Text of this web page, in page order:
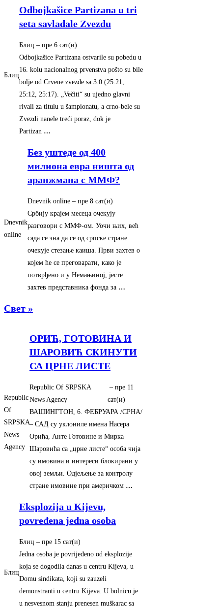
Блиц
Odbojkašice Partizana u tri
seta savladale Zvezdu
Блиц – ‎пре 6 сат(и)‎
Odbojkašice Partizana ostvarile su pobedu u
16. kolu nacionalnog prvenstva pošto su bile
bolje od Crvene zvezde sa 3:0 (25:21,
25:12, 25:17). „Večiti“ su ujedno glavni
rivali za titulu u šampionatu, a crno-bele su
Zvezdi nanele treći poraz, dok je
Partizan …
Dnevnik
online
Без уштеде од 400
милиона евра ништа од
аранжмана с ММФ?
Dnevnik online – ‎пре 8 сат(и)‎
Србију крајем месеца очекују
разговори с ММФ-ом. Уочи њих, већ
сада се зна да се од српске стране
очекује стезање каиша. Први захтев о
којем ће се преговарати, како је
потврђено и у Немањиној, јесте
захтев представника фонда за …
Свет »
Republic
Of
SRPSKA
News
Agency
ОРИЋ, ГОТОВИНА И
ШАРОВИЋ СКИНУТИ
СА ЦРНЕ ЛИСТЕ
Republic Of SRPSKA
News Agency
– ‎пре 11
сат(и)‎
ВАШИНГТОН, 6. ФЕБРУАРА /СРНА/
– САД су уклониле имена Насера
Орића, Анте Готовине и Мирка
Шаровића са „црне листе“ особа чија
су имовина и интереси блокирани у
овој земљи. Одјељење за контролу
стране имовине при америчком …
Блиц
Eksplozija u Kijevu,
povređena jedna osoba
Блиц – ‎пре 15 сат(и)‎
Jedna osoba je povrijeđeno od eksplozije
koja se dogodila danas u centru Kijeva, u
Domu sindikata, koji su zauzeli
demonstranti u centru Kijeva. U bolnicu je
u nesvesnom stanju prenesen muškarac sa